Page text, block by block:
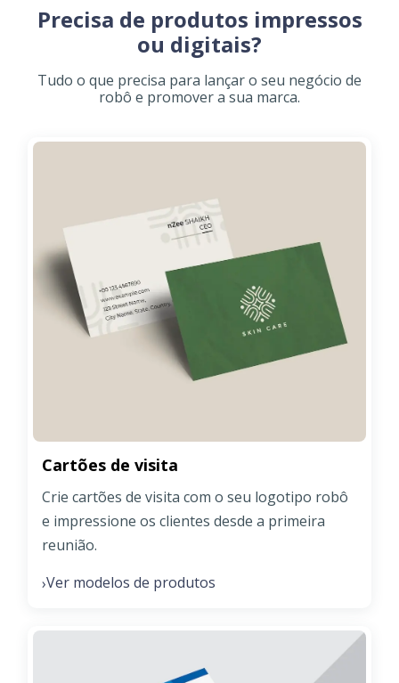
Precisa de produtos impressos
ou digitais?
Tudo o que precisa para lançar o seu negócio de
robô e promover a sua marca.
Cartões de visita
Crie cartões de visita com o seu logotipo robô
e impressione os clientes desde a primeira
reunião.
›Ver modelos de produtos